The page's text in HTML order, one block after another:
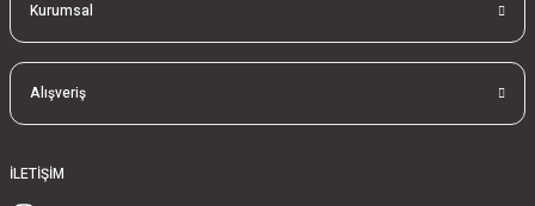
Kurumsal
Alışveriş
İLETİŞİM